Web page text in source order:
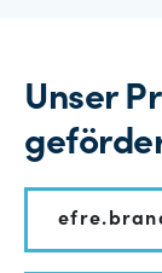
Unser